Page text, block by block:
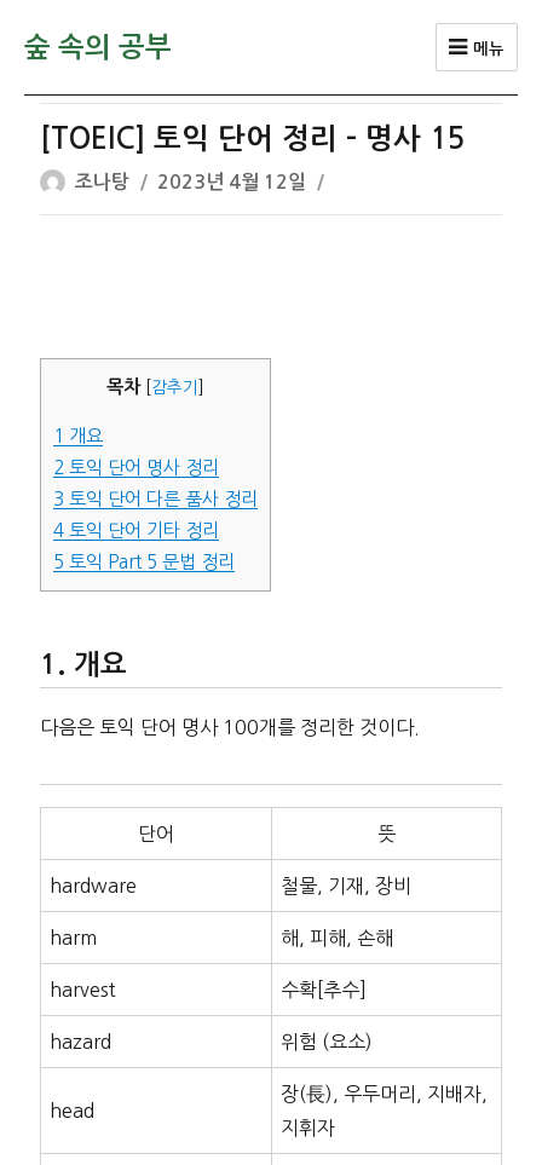
숲 속의 공부 메뉴
[TOEIC] 토익 단어 정리 – 명사 15
글
쓴
조나탕
작
성
2023년 4월 12일
목차 감추기
1 개요
2 토익 단어 명사 정리
3 토익 단어 다른 품사 정리
4토익 단어 기타 정리
5 토익 Part 5 문법 정리
개요
다음은 토익 단어 명사 100개를 정리한 것이다.
단어 뜻
hardware 철물, 기재, 장비
harm 해, 피해, 손해
harvest 수확[추수]
hazard 위험 (요소)
head
장(長), 우두머리, 지배자,
지휘자